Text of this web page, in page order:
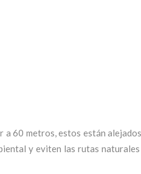
60 metros, estos están
y eviten las rutas